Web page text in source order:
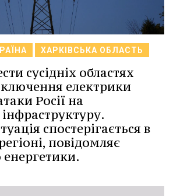
ХАРКІВСЬКА ОБЛАСТЬ
сусідніх областях
електрики
Росії на
спостерігається в
повідомляє
енергетики.